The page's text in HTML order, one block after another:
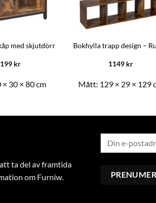
med skjutdörr
kr
× 30 × 80 cm
Bokhylla trapp design –
1149 kr
Mått: 129 × 29 × 129
ta del av framtida
om Furniw.